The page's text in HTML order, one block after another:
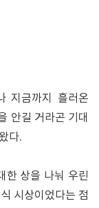
지금까지 흘러온
안길 거라곤 기대
다.
한 상을 나눠 우린
시상이었다는 점